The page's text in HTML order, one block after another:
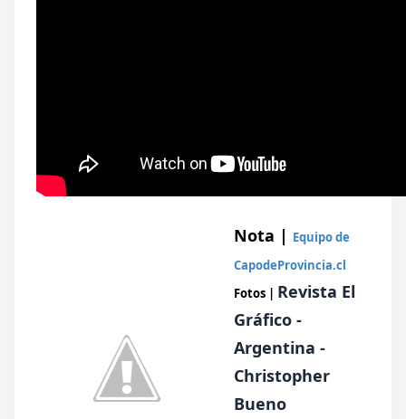
Nota | Equipo de
CapodeProvincia.cl
Fotos | Revista El
Gráfico -
Argentina -
Christopher
Bueno